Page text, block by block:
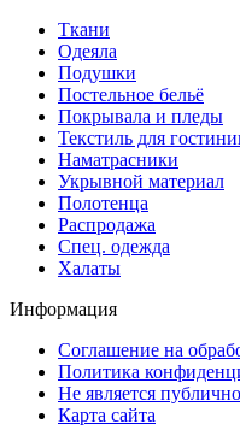
Ткани
Одеяла
Подушки
Постельное бельё
Покрывала и пледы
Текстиль для
Наматрасники
Укрывной материал
Полотенца
Распродажа
Спец. одежда
Халаты
Информация
Соглашение на
Политика
Не является
Карта сайта